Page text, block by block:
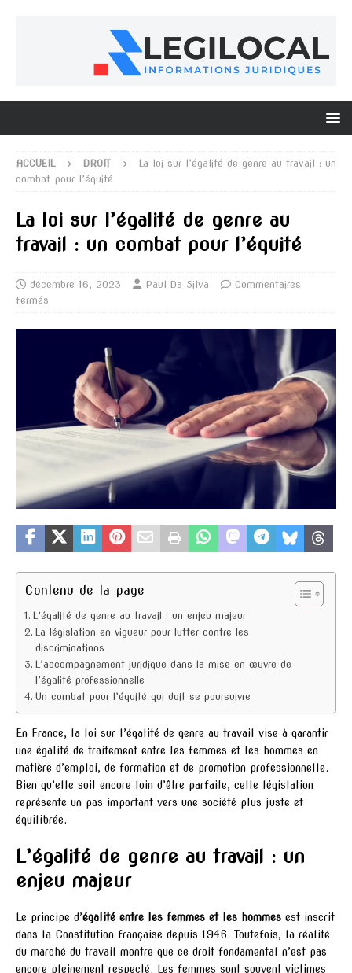
ACCUEIL DROIT
La loi sur l’égalité de genre au travail : un
combat pour l’équité
La loi sur l’égalité de genre au
travail : un combat pour l’équité
décembre 16, 2023 Paul Da Silva
Commentaires
fermés
Contenu de la page
L’égalité de genre au travail : un enjeu majeur
La législation en vigueur pour lutter contre les
discriminations
L’accompagnement juridique dans la mise en œuvre de
l’égalité professionnelle
Un combat pour l’équité qui doit se poursuivre
En France, la loi sur l’égalité de genre au travail vise à garantir
une égalité de traitement entre les femmes et les hommes en
matière d’emploi, de formation et de promotion professionnelle.
Bien qu’elle soit encore loin d’être parfaite, cette législation
représente un pas important vers une société plus juste et
équilibrée.
L’égalité de genre au travail : un
enjeu majeur
Le principe d’égalité entre les femmes et les hommes est inscrit
dans la Constitution française depuis 1946. Toutefois, la réalité
du marché du travail montre que ce droit fondamental n’est pas
encore pleinement respecté. Les femmes sont souvent victimes